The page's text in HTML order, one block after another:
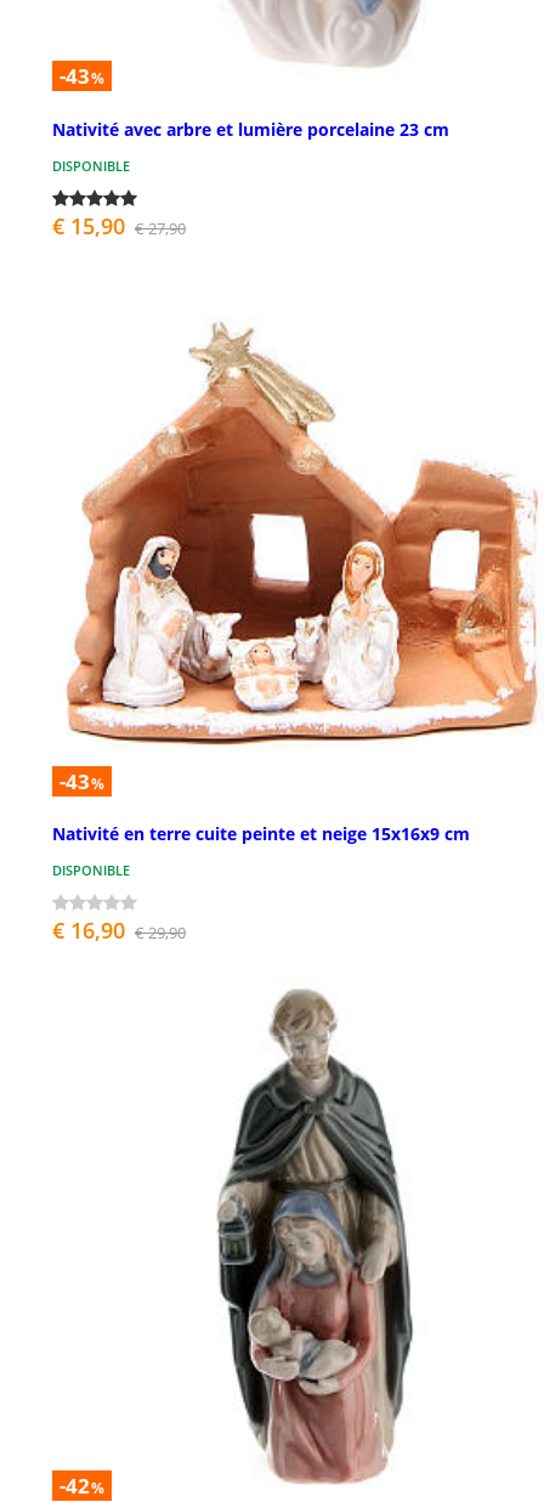
-43%
Nativité avec arbre et lumière porcelaine 23 cm
DISPONIBLE
€ 15,90 € 27,90
-43%
Nativité en terre cuite peinte et neige 15x16x9 cm
DISPONIBLE
€ 16,90 € 29,90
-42%